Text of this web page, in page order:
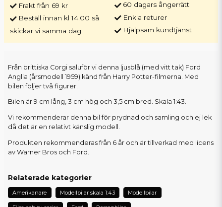
Frakt från 69 kr
Beställ innan kl 14.00 så
skickar vi samma dag
60 dagars ångerrätt
Enkla returer
Hjälpsam kundtjänst
Från brittiska Corgi saluför vi denna ljusblå (med vitt tak) Ford
Anglia (årsmodell 1959) känd från Harry Potter-filmerna. Med
bilen följer två figurer.
Bilen är 9 cm lång, 3 cm hög och 3,5 cm bred. Skala 1:43.
Vi rekommenderar denna bil för prydnad och samling och ej lek
då det är en relativt känslig modell.
Produkten rekommenderas från 6 år och är tillverkad med licens
av Warner Bros och Ford.
Relaterade kategorier
Amerikanare Modellbilar skala 1:43 Modellbilar